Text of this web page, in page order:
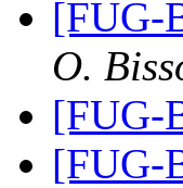
[FUG-
O.
[FUG-
[FUG-